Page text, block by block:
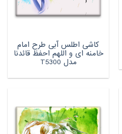
کاشی اطلس آبی طرح امام
خامنه ای و اللهم احفظ قائدنا
مدل T5300